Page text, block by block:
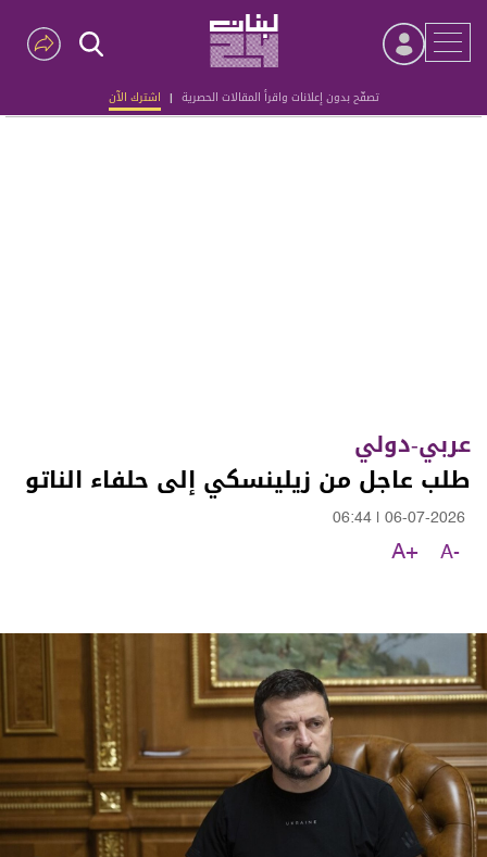
تصفّح بدون إعلانات واقرأ المقالات الحصرية | اشترك الآن
Advertisement
عربي-دولي
طلب عاجل من زيلينسكي إلى حلفاء الناتو
06-07-2026
06:44
A-
A+